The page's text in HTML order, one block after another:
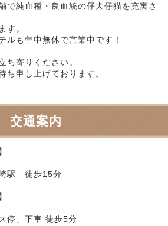
で純血種・良血統の仔犬仔猫を充実さ
す。
ルも年中無休で営業中です！
ち寄りください。
ち申し上げております。
交通案内
駅 徒歩15分
停」下車 徒歩5分